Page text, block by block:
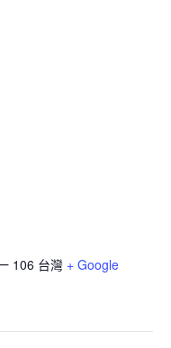
106 台灣 + Google